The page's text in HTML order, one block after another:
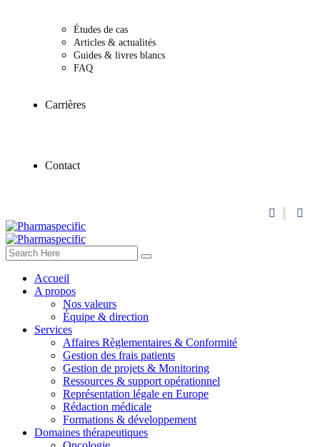
Études de cas
Articles & actualités
Guides & livres blancs
FAQ
Carrières
Contact
Accueil
A propos
Nos valeurs
Équipe & direction
Services
Affaires Règlementaires & Conformité
Gestion des frais patients
Gestion de projets & Monitoring
Ressources & support opérationnel
Représentation légale en Europe
Rédaction médicale
Formations & développement
Domaines thérapeutiques